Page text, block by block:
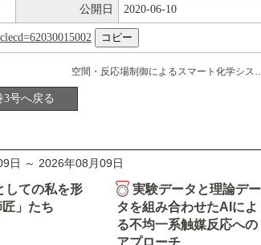
公開日 2020-06-10
空間・反応場制御によ
3号へ戻る
日 ～ 2026年08月09日
しての私を形
」たち
実験データと理論デー
タを組み合わせたAIによ
る不均一系触媒反応への
アプローチ